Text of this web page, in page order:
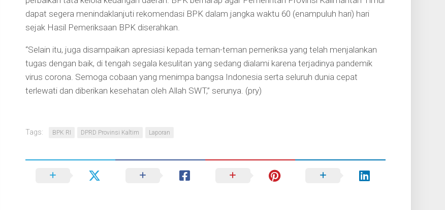
dapat segera menindaklanjuti rekomendasi BPK dalam jangka waktu 60 (enampuluh hari) hari
sejak Hasil Pemeriksaan BPK diserahkan.
“Selain itu, juga disampaikan apresiasi kepada teman-teman pemeriksa yang telah menjalankan
tugas dengan baik, di tengah segala kesulitan yang sedang dialami karena terjadinya pandemik
virus corona. Semoga cobaan yang menimpa bangsa Indonesia serta seluruh dunia cepat
terlewati dan diberikan kesehatan oleh Allah SWT,” serunya. (pry)
Tags: BPK RI DPRD Provinsi Kaltim Laporan